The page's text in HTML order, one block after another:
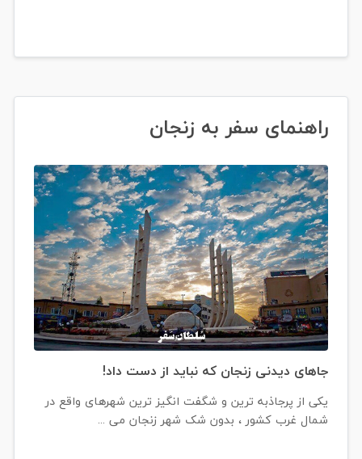
راهنمای سفر به زنجان
جاهای دیدنی زنجان که نباید از دست داد!
یکی از پرجاذبه ترین و شگفت انگیز ترین شهرهای واقع در
شمال غرب کشور ، بدون شک شهر زنجان می ...